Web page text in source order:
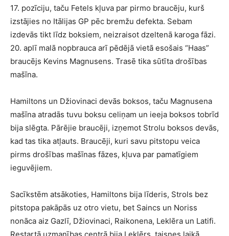
17. pozīciju, taču Fetels kļuva par pirmo braucēju, kurš
izstājies no Itālijas GP pēc bremžu defekta. Sebam
izdevās tikt līdz boksiem, neizraisot dzeltenā karoga fāzi.
20. aplī malā nopbrauca arī pēdējā vietā esošais “Haas”
braucējs Kevins Magnusens. Trasē tika sūtīta drošības
mašīna.
Hamiltons un Džiovinaci devās boksos, taču Magnusena
mašīna atradās tuvu boksu celiņam un ieeja boksos tobrīd
bija slēgta. Pārējie braucēji, izņemot Strolu boksos devās,
kad tas tika atļauts. Braucēji, kuri savu pitstopu veica
pirms drošības mašīnas fāzes, kļuva par pamatīgiem
ieguvējiem.
Sacīkstēm atsākoties, Hamiltons bija līderis, Strols bez
pitstopa pakāpās uz otro vietu, bet Saincs un Noriss
nonāca aiz Gazlī, Džiovinaci, Raikonena, Leklēra un Latifi.
Restartā uzmanības centrā bija Leklērs, taisnes laikā